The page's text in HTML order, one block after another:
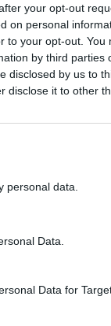
your opt-out
on personal
to your opt-out.
by third parties
disclosed by us to
disclose it to other
personal data.
Data.
Data for